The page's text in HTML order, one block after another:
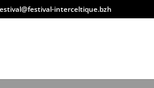
interceltique.bzh